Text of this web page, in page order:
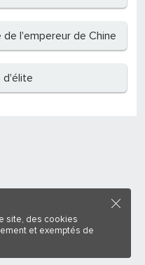
l'empereur de Chine
d'élite
site, des cookies
et exemptés de